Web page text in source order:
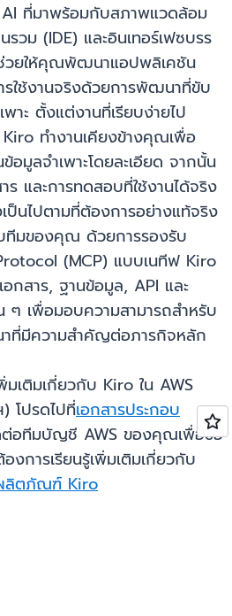
ที่มาพร้อมกับสภาพแวดล้อม
วม (IDE) และอินเทอร์เฟซบรร
วยให้คุณพัฒนาแอปพลิเคชัน
ใช้งานจริงด้วยการพัฒนาที่ขับ
าะ ตั้งแต่งานที่เรียบง่ายไป
ทำงานเคียงข้างคุณเพื่อ
อมูลจำเพาะโดยละเอียด จากนั้น
ร และการทดสอบที่ใช้งานได้จริง
ป็นไปตามที่ต้องการอย่างแท้จริง
ทีมของคุณ ด้วยการรองรับ
(MCP) แบบเนทีฟ Kiro
กสาร, ฐานข้อมูล, API และ
ๆ เพื่อมอบความสามารถสำหรับ
ที่มีความสำคัญต่อภารกิจหลัก
มเติมเกี่ยวกับ Kiro ใน AWS
โปรดไปที่เอกสารประกอบ
อทีมบัญชี AWS ของคุณเพื่อขอ
งการเรียนรู้เพิ่มเติมเกี่ยวกับ
ลิตภัณฑ์ Kiro